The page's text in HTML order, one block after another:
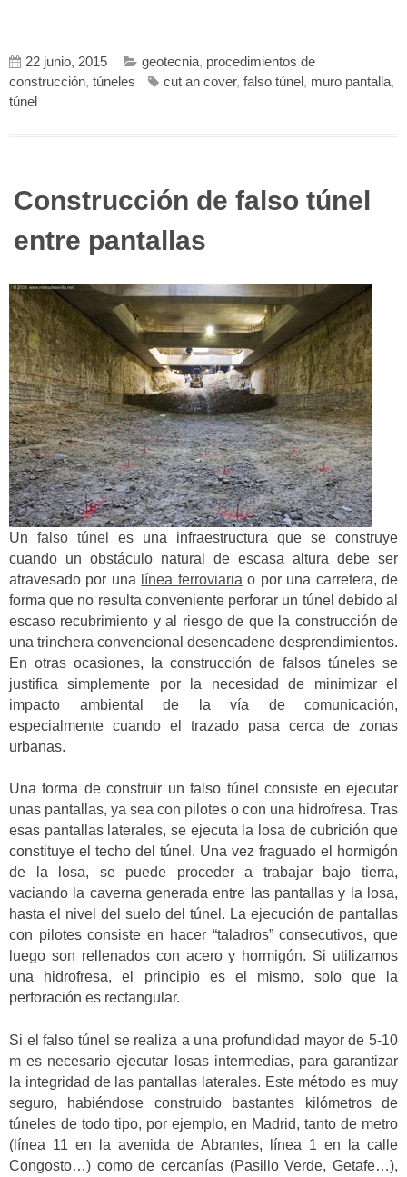
22 junio, 2015 geotecnia, procedimientos de
construcción, túneles cut an cover, falso túnel, muro pantalla,
túnel
Construcción de falso túnel
entre pantallas
Un falso túnel
es una infraestructura que se construye
cuando un obstáculo natural de escasa altura debe ser
atravesado por una
línea ferroviaria o por una carretera, de
forma que no resulta conveniente perforar un túnel debido al
escaso recubrimiento y al riesgo de que la construcción de
una trinchera convencional desencadene desprendimientos.
En otras ocasiones, la construcción de falsos túneles se
justifica simplemente por la necesidad de minimizar el
impacto ambiental de la vía de comunicación,
especialmente cuando el trazado pasa cerca de zonas
urbanas.
Una forma de construir un falso túnel consiste en ejecutar
unas pantallas, ya sea con pilotes o con una hidrofresa. Tras
esas pantallas laterales, se ejecuta la losa de cubrición que
constituye el techo del túnel. Una vez fraguado el hormigón
de la losa, se puede proceder a trabajar bajo tierra,
vaciando la caverna generada entre las pantallas y la losa,
hasta el nivel del suelo del túnel. La ejecución de pantallas
con pilotes consiste en hacer “taladros” consecutivos, que
luego son rellenados con acero y hormigón. Si utilizamos
una hidrofresa, el principio es el mismo, solo que la
perforación es rectangular.
Si el falso túnel se realiza a una profundidad mayor de 5-10
m es necesario ejecutar losas intermedias, para garantizar
la integridad de las pantallas laterales. Este método es muy
seguro, habiéndose construido bastantes kilómetros de
túneles de todo tipo, por ejemplo, en Madrid, tanto de metro
(línea 11 en la avenida de Abrantes, línea 1 en la calle
Congosto…) como de cercanías (Pasillo Verde, Getafe…),